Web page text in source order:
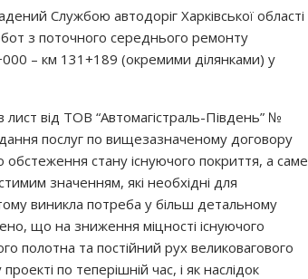
Службою автодоріг Харківської області
з поточного середнього ремонту
– км 131+189 (окремими ділянками) у
лист від ТОВ “Автомагістраль-Південь” №
послуг по вищезазначеному договору
обстеження стану існуючого покриття, а саме
значенням, які необхідні для
виникла потреба у більш детальному
що на зниження міцності існуючого
полотна та постійний рух великовагового
по теперішній час, і як наслідок